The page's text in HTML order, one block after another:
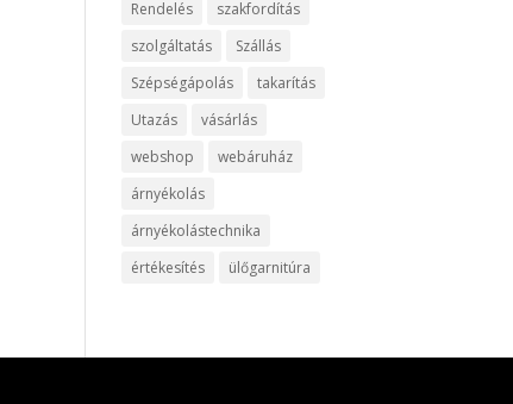
Rendelés
szakfordítás
szolgáltatás
Szállás
Szépségápolás
takarítás
Utazás
vásárlás
webshop
webáruház
árnyékolás
árnyékolástechnika
értékesítés
ülőgarnitúra